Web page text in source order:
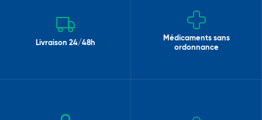
Livraison 24/48h
Médicaments sans
ordonnance